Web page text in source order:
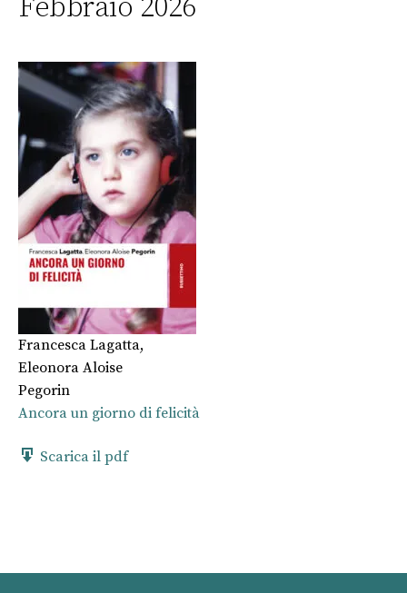
Febbraio 2026
Francesca Lagatta,
Eleonora Aloise
Pegorin
Ancora un giorno di felicità
Scarica il pdf